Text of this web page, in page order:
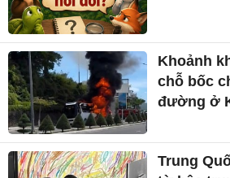
Khoảnh
chỗ bốc
đường ở
Trung